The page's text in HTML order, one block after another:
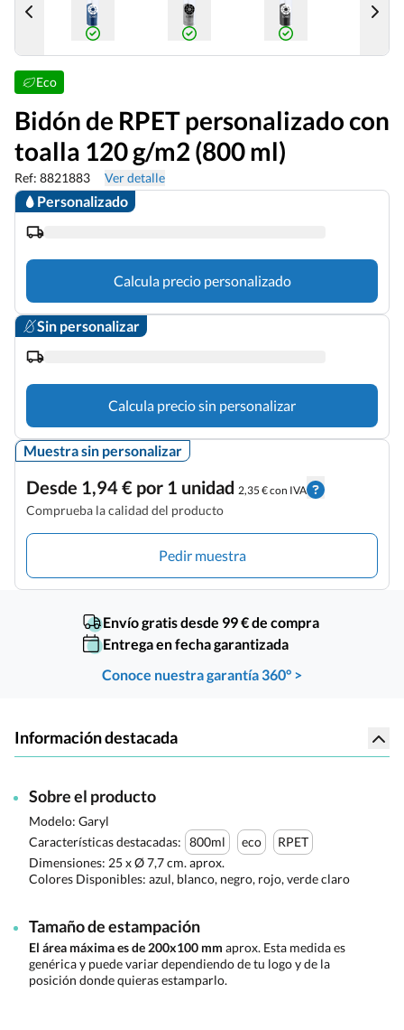
Eco
Bidón de RPET personalizado con
toalla 120 g/m2 (800 ml)
Ref: 8821883 Ver detalle
Personalizado
Calcula precio personalizado
Sin personalizar
Calcula precio sin personalizar
Muestra sin personalizar
Desde 1,94 € por 1 unidad 2,35 € con IVA
Comprueba la calidad del producto
Pedir muestra
Envío gratis desde 99 € de compra
Entrega en fecha garantizada
Conoce nuestra garantía 360° >
Información destacada
Sobre el producto
Modelo: Garyl
Características destacadas: 800ml eco
RPET
Dimensiones: 25 x Ø 7,7 cm. aprox.
Colores Disponibles: azul, blanco, negro, rojo, verde claro
Tamaño de estampación
El área máxima es de 200x100 mm aprox. Esta medida es
genérica y puede variar dependiendo de tu logo y de la
posición donde quieras estamparlo.